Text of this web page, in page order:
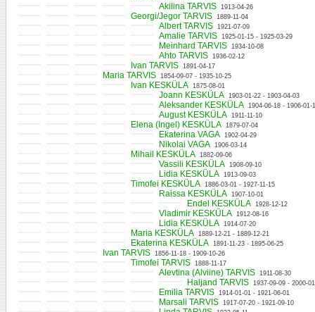
Akilina TARVIS 1913-04-26
Georgi/Jegor TARVIS 1889-11-04
Albert TARVIS 1921-07-09
Amalie TARVIS 1925-01-15 - 1925-03-29
Meinhard TARVIS 1934-10-08
Ahto TARVIS 1936-02-12
Ivan TARVIS 1891-04-17
Maria TARVIS 1854-09-07 - 1935-10-25
Ivan KESKÜLA 1875-08-01
Joann KESKÜLA 1903-01-22 - 1903-04-03
Aleksander KESKÜLA 1904-06-18 - 1906-01-
August KESKÜLA 1911-11-10
Elena (Ingel) KESKÜLA 1879-07-04
Ekaterina VAGA 1902-04-29
Nikolai VAGA 1906-03-14
Mihail KESKÜLA 1882-09-06
Vassili KESKÜLA 1908-09-10
Lidia KESKÜLA 1913-09-03
Timofei KESKÜLA 1886-03-01 - 1927-11-15
Raissa KESKÜLA 1907-10-01
Endel KESKÜLA 1928-12-12
Vladimir KESKÜLA 1912-08-16
Lidia KESKÜLA 1914-07-20
Maria KESKÜLA 1889-12-21 - 1889-12-21
Ekaterina KESKÜLA 1891-11-23 - 1895-06-25
Ivan TARVIS 1856-11-18 - 1909-10-26
Timofei TARVIS 1888-11-17
Alevtina (Alviine) TARVIS 1911-08-30
Haljand TARVIS 1937-09-09 - 2000-
Emilia TARVIS 1914-01-01 - 1921-06-01
Marsali TARVIS 1917-07-20 - 1921-09-10